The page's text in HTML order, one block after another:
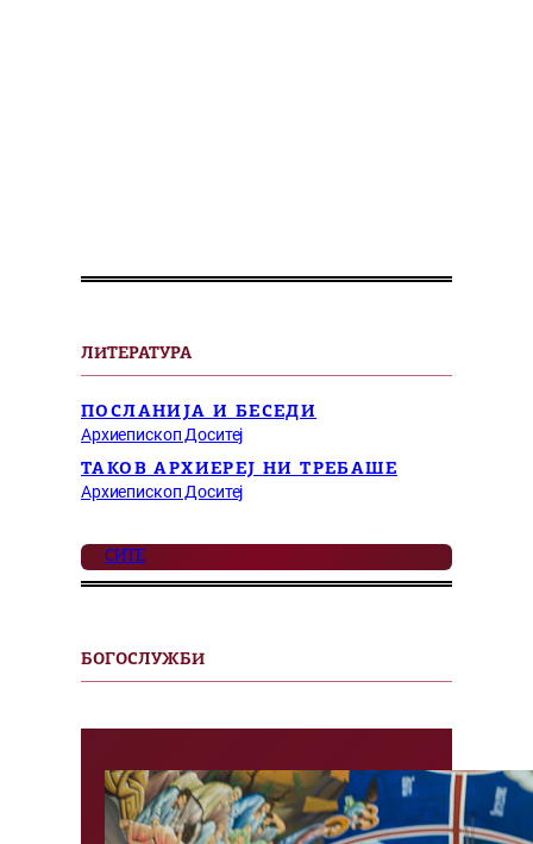
ЛИТЕРАТУРА
ПОСЛАНИЈА И БЕСЕДИ
Архиепископ Доситеј
ТАКОВ АРХИЕРЕЈ НИ ТРЕБАШЕ
Архиепископ Доситеј
СИТЕ
БОГОСЛУЖБИ